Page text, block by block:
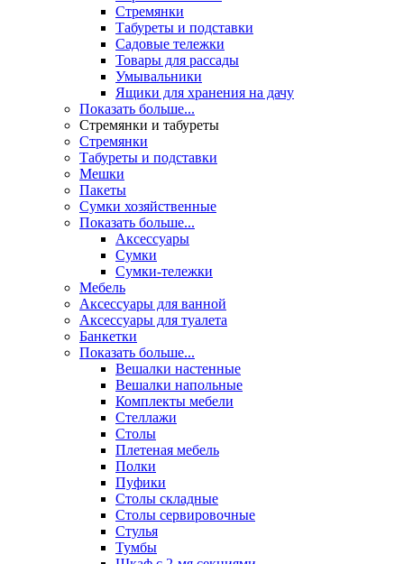
Стремянки
Табуреты и подставки
Садовые тележки
Товары для рассады
Умывальники
Ящики для хранения на дачу
Показать больше...
Стремянки и табуреты
Стремянки
Табуреты и подставки
Мешки
Пакеты
Сумки хозяйственные
Показать больше...
Аксессуары
Сумки
Сумки-тележки
Мебель
Аксессуары для ванной
Аксессуары для туалета
Банкетки
Показать больше...
Вешалки настенные
Вешалки напольные
Комплекты мебели
Стеллажи
Столы
Плетеная мебель
Полки
Пуфики
Столы складные
Столы сервировочные
Стулья
Тумбы